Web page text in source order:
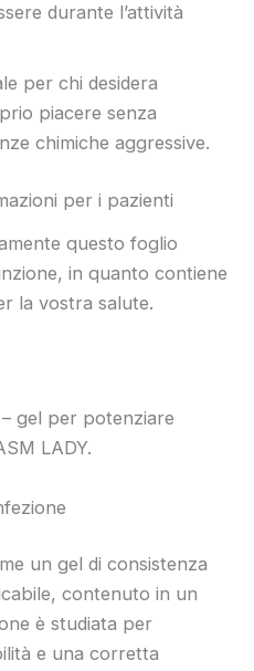
durante l’attività
per chi desidera
piacere senza
chimiche aggressive.
per i pazienti
questo foglio
in quanto contiene
la vostra salute.
gel per potenziare
LADY.
un gel di consistenza
contenuto in un
è studiata per
e una corretta